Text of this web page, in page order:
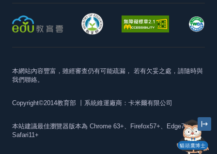
貓頭鷹博士
本網站內容豐富，雖經審查仍有可能疏漏， 若有欠妥之處，請隨時與
我們聯絡。
Copyright©2014教育部 丨系統維運廠商：卡米爾有限公司
本站建議最佳瀏覽器版本為 Chrome 63+、Firefox57+、Edge79+及
Safari11+